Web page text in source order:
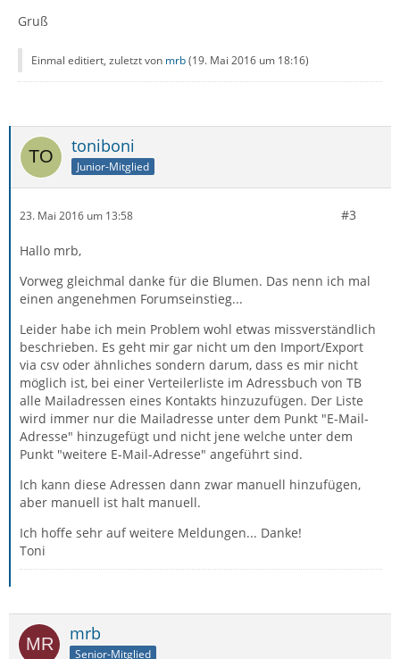
Gruß
Einmal editiert, zuletzt von mrb(19. Mai 2016 um 18:16)
toniboni
Junior-Mitglied
23. Mai 2016 um 13:58 #3
Hallo mrb,
Vorweg gleichmal danke für die Blumen. Das nenn ich mal
einen angenehmen Forumseinstieg...
Leider habe ich mein Problem wohl etwas missverständlich
beschrieben. Es geht mir gar nicht um den Import/Export
via csv oder ähnliches sondern darum, dass es mir nicht
möglich ist, bei einer Verteilerliste im Adressbuch von TB
alle Mailadressen eines Kontakts hinzuzufügen. Der Liste
wird immer nur die Mailadresse unter dem Punkt "E-Mail-
Adresse" hinzugefügt und nicht jene welche unter dem
Punkt "weitere E-Mail-Adresse" angeführt sind.
Ich kann diese Adressen dann zwar manuell hinzufügen,
aber manuell ist halt manuell.
Ich hoffe sehr auf weitere Meldungen... Danke!
Toni
mrb
Senior-Mitglied